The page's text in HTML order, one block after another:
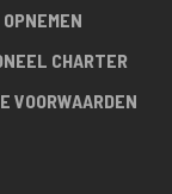
CHARTER
VOORWAARDEN